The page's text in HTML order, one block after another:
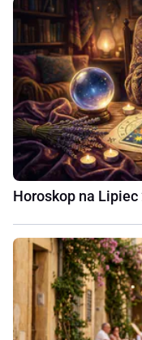
Horoskop na Lipiec